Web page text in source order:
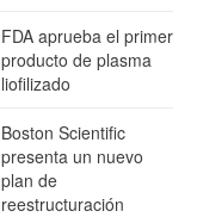
FDA aprueba el primer
producto de plasma
liofilizado
Boston Scientific
presenta un nuevo
plan de
reestructuración